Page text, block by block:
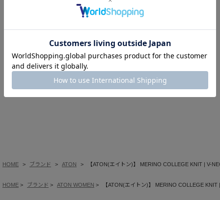
HOME ブランド ATON 【ATON(エイトン)】 MERINO COLLEGE KNIT | V-
HOME ブランド ATON WOMEN 【ATON(エイトン)】 MERINO COLLEGE KNIT